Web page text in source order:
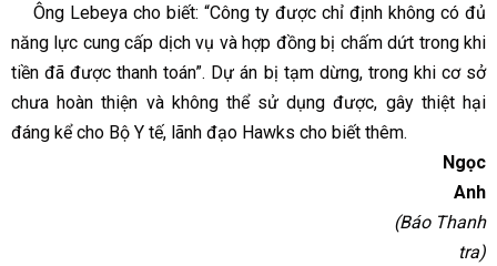
Ông Lebeya cho biết: “Công ty được chỉ định không có đủ
năng lực cung cấp dịch vụ và hợp đồng bị chấm dứt trong khi
tiền đã được thanh toán”. Dự án bị tạm dừng, trong khi cơ sở
chưa hoàn thiện và không thể sử dụng được, gây thiệt hại
đáng kể cho Bộ Y tế, lãnh đạo Hawks cho biết thêm.
Ngọc
Anh
(Báo Thanh
tra)